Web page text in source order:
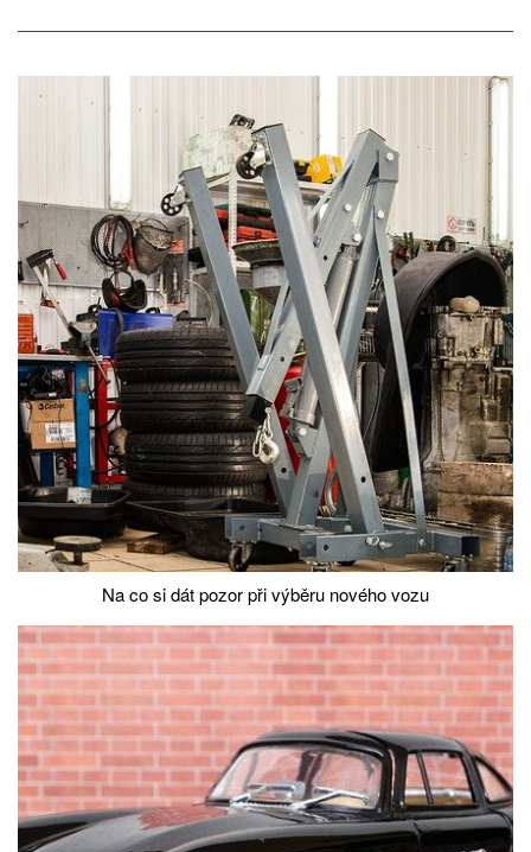
Na co si dát pozor při výběru nového vozu